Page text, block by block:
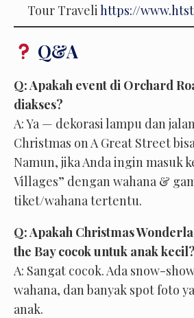
Tour Traveli https://
Q&A
Q: Apakah event di Orchard
diakses?
A: Ya — dekorasi lampu dan
Christmas on A Great Street
Namun, jika Anda ingin masuk
Villages” dengan wahana &
tiket/wahana tertentu.
Q: Apakah Christmas
the Bay cocok untuk anak kecil?
A: Sangat cocok. Ada snow-
wahana, dan banyak spot foto
anak.